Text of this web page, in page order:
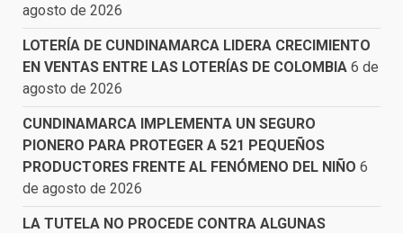
agosto de 2026
LOTERÍA DE CUNDINAMARCA LIDERA CRECIMIENTO
EN VENTAS ENTRE LAS LOTERÍAS DE COLOMBIA 6 de
agosto de 2026
CUNDINAMARCA IMPLEMENTA UN SEGURO
PIONERO PARA PROTEGER A 521 PEQUEÑOS
PRODUCTORES FRENTE AL FENÓMENO DEL NIÑO 6
de agosto de 2026
LA TUTELA NO PROCEDE CONTRA ALGUNAS